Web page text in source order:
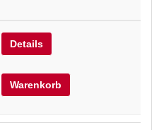
Details
Warenkorb